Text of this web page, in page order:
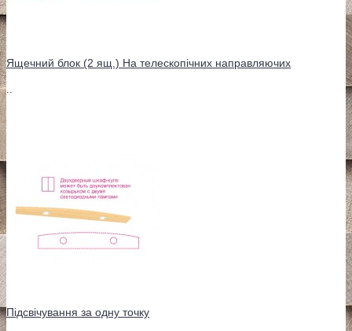
Ящечний блок (2 ящ.) На телескопічних направляючих
Підсвічування за одну точку